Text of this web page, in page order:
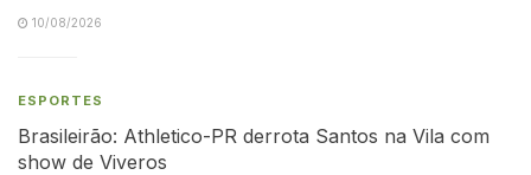
10/08/2026
ESPORTES
Brasileirão: Athletico-PR derrota Santos na Vila com
show de Viveros